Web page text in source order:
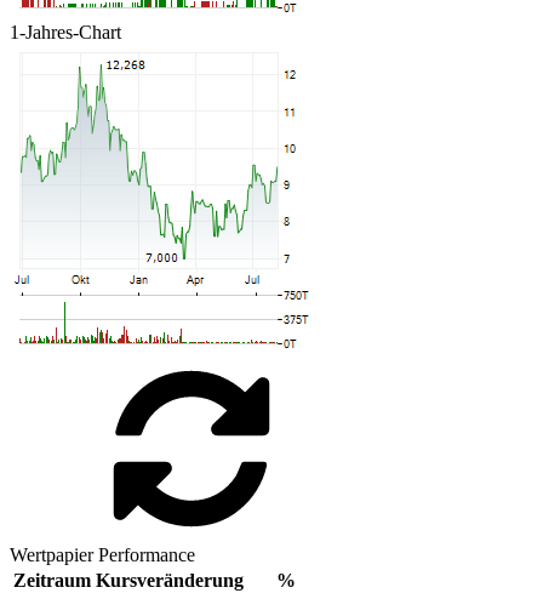
1-Jahres-Chart
Wertpapier Performance
Zeitraum Kursveränderung
%